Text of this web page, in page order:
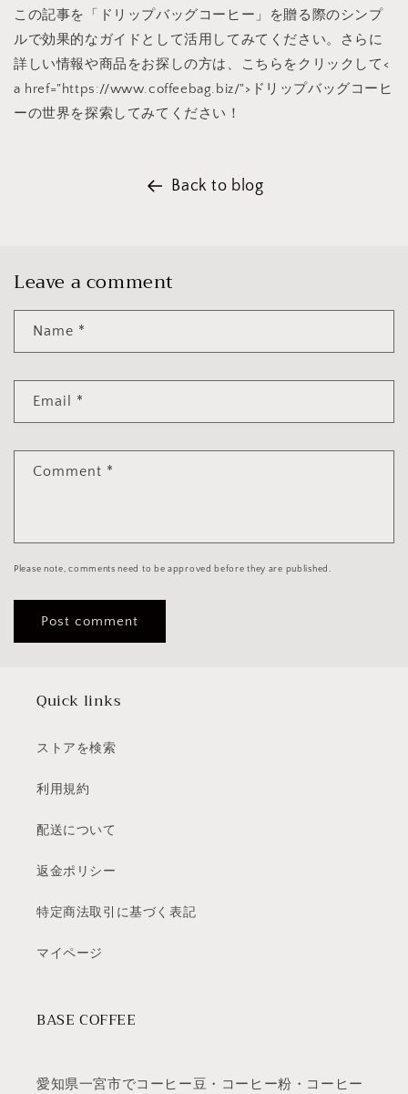
この記事を「ドリップバッグコーヒー」を贈る際のシンプ
ルで効果的なガイドとして活用してみてください。さらに
詳しい情報や商品をお探しの方は、こちらをクリックして<
a href="https://www.coffeebag.biz/">ドリップバッグコーヒ
ーの世界を探索してみてください！
Back to blog
Leave a comment
Name *
Email *
Comment *
Please note, comments need to be approved before they are published.
Quick links
ストアを検索
利用規約
配送について
返金ポリシー
特定商法取引に基づく表記
マイページ
BASE COFFEE
愛知県一宮市でコーヒー豆・コーヒー粉・コーヒー